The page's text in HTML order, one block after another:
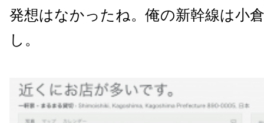
発想はなかったね。俺の新幹線は小
し。